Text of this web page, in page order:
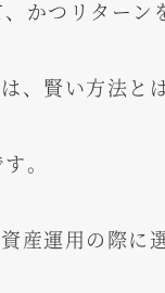
かつリターン
、賢い方法と
。
産運用の際に